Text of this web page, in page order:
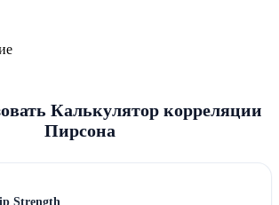
Калькулятор корреляции
Пирсона
Strength